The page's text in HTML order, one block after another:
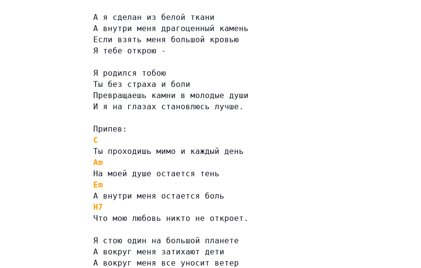
А я сделан из белой ткани
А внутри меня драгоценный камень
Если взять меня большой кровью
Я тебе открою -
Я родился тобою
Ты без страха и боли
Превращаешь камни в молодые души
И я на глазах становлюсь лучше.
Припев:
C
Ты проходишь мимо и каждый день
Am
На моей душе остается тень
Em
А внутри меня остается боль
H7
Что мою любовь никто не откроет.
Я стою один на большой планете
А вокруг меня затихают дети
А вокруг меня все уносит ветер